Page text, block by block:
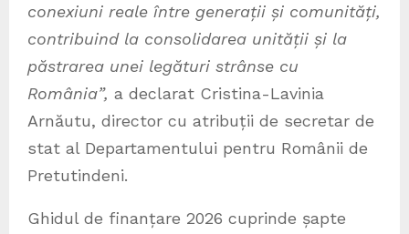
conexiuni reale între generații și comunități,
contribuind la consolidarea unității și la
păstrarea unei legături strânse cu
România”, a declarat Cristina-Lavinia
Arnăutu, director cu atribuții de secretar de
stat al Departamentului pentru Românii de
Pretutindeni.
Ghidul de finanțare 2026 cuprinde șapte